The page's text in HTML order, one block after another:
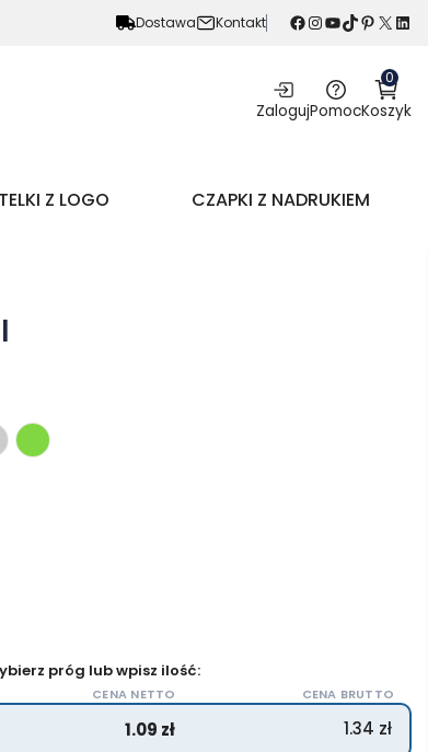
Dostawa Kontakt Facebook InstagramYouTube TikTok Pinterest X LinkedIn
ZalogujPomoc
0
Koszyk
Z LOGO CZAPKI Z NADRUKIEM
próg lub wpisz ilość:
CENA NETTO CENA BRUTTO
1.09 zł 1.34 zł